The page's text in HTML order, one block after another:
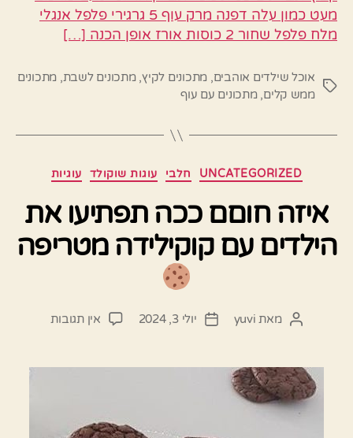
מעט כמון עלה דפנה מרק עוף 5 גרגירי פלפל אנגלי
מלח פלפל שחור 2 כוסות אורז אופן הכנה […]
תגיות
אוכל שילדים אוהבים, מתכונים לקיץ,מתכונים לשבת, מתכונים
ממש קלים,מתכונים עם עוף
קטגוריות UNCATEGORIZED חלבי עוגות שוקולד עוגיות
איזה חוםם ככה תפתיעו את
הילדים עם קוקילידה מטריפה
המחבר
מאת yuvi
תאריך
יולי 3, 2024 אין תגובותעל
ככה